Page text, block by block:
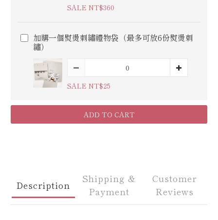
SALE NT$360
加購一個熨燙刺繡禮物袋（最多可放6份熨燙刺
繡）
SALE NT$25
ADD TO CART
Description
Shipping &
Payment
Customer
Reviews